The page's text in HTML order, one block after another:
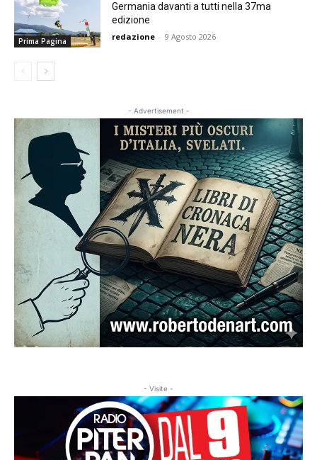
Prima Pagina
Germania davanti a tutti nella 37ma
edizione
redazione - 9 Agosto 2026
- Advertisement -
- Visite -